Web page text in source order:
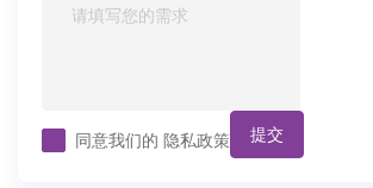
同意我们的 隐私政策 提交